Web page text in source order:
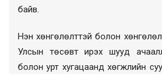
байв.
Нэн хөнгөлөлттэй болон
Улсын төсөвт ирэх шууд
болон урт хугацаанд хөгжлийн